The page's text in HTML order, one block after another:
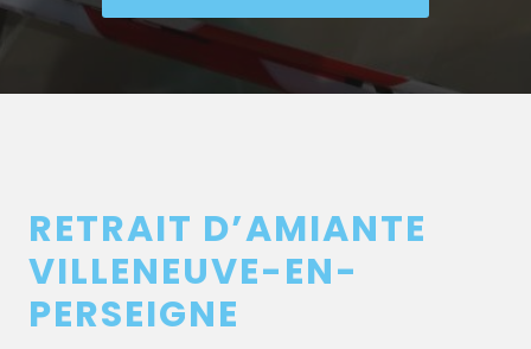
RETRAIT D’AMIANTE
VILLENEUVE-EN-
PERSEIGNE